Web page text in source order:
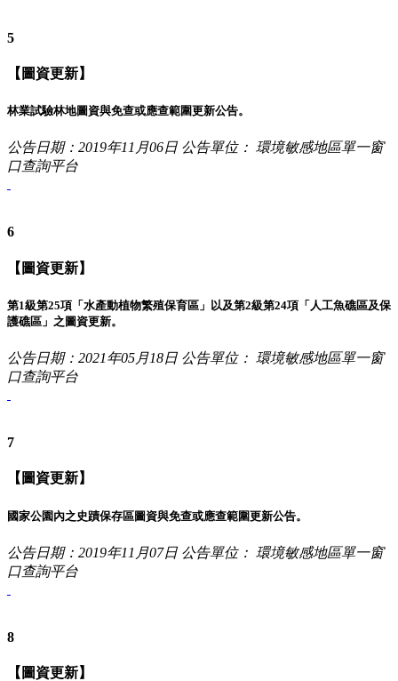
5
【圖資更新】
林業試驗林地圖資與免查或應查範圍更新公告。
公告日期：2019年11月06日 公告單位： 環境敏感地區單一窗
口查詢平台
6
【圖資更新】
第1級第25項「水產動植物繁殖保育區」以及第2級第24項「人工魚礁區及保
護礁區」之圖資更新。
公告日期：2021年05月18日 公告單位： 環境敏感地區單一窗
口查詢平台
7
【圖資更新】
國家公園內之史蹟保存區圖資與免查或應查範圍更新公告。
公告日期：2019年11月07日 公告單位： 環境敏感地區單一窗
口查詢平台
8
【圖資更新】